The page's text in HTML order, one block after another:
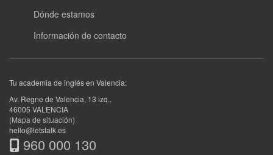
Dónde estamos
Información de contacto
Tu academia de inglés en Valencia:
Av. Regne de Valencia, 13 izq..
46005 VALENCIA
(Mapa de situación)
hello@letstalk.es
960 000 130